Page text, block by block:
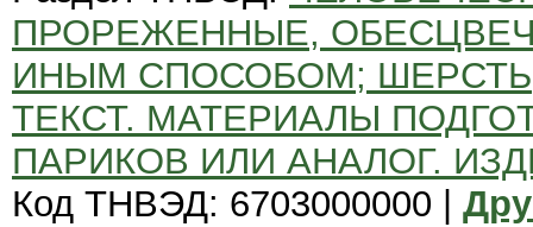
ПРОРЕЖЕННЫЕ,
ИНЫМ СПОСОБОМ;
ТЕКСТ. МАТЕРИАЛЫ
ПАРИКОВ ИЛИ АНАЛОГ.
Код ТНВЭД: 6703000000 |